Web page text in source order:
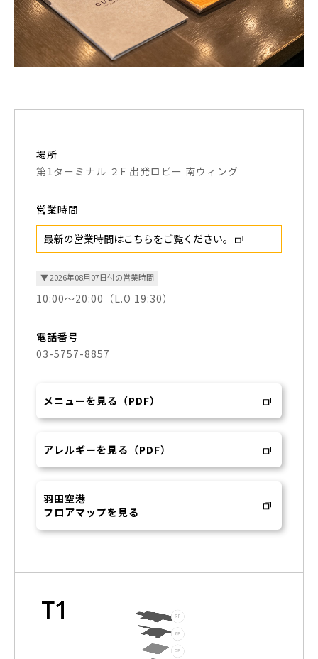
場所
第1ターミナル ２F 出発ロビー 南ウィング
営業時間
最新の営業時間はこちらをご覧ください。
▼ 2026年08月07日付の営業時間
10:00～20:00（L.O 19:30）
電話番号
03-5757-8857
メニューを見る（PDF）
アレルギーを見る（PDF）
羽田空港
フロアマップを見る